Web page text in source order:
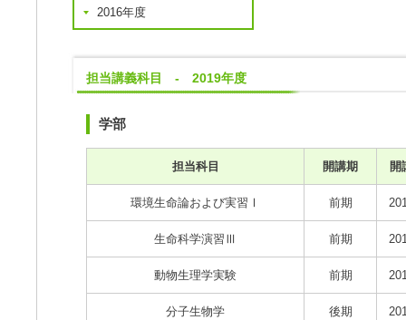
2016年度
担当講義科目 - 2019年度
学部
担当科目 開講期 開
環境生命論および実習Ⅰ 前期
生命科学演習Ⅲ 前期
動物生理学実験 前期
分子生物学 後期